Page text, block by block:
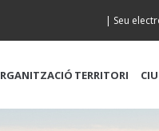
| Seu
TERRITORI